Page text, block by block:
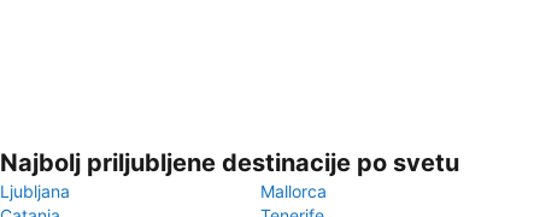
Najbolj priljubljene destinacije po svetu
Ljubljana
Mallorca